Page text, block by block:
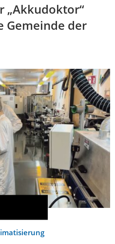
„Akkudoktor“
Gemeinde der